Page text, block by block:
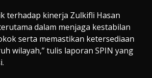
terhadap kinerja Zulkifli Hasan
dalam menjaga kestabilan
serta memastikan ketersediaan
wilayah,” tulis laporan SPIN yang